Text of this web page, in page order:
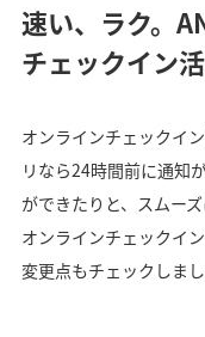
速い、ラク。
チェックイン
オンラインチェックイ
リなら24時間前に通知
ができたりと、スムー
オンラインチェックイ
変更点もチェックしまし